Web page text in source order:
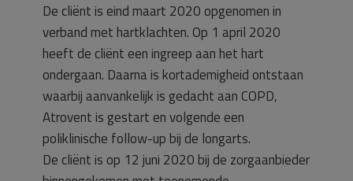
De cliënt is eind maart 2020 opgenomen in
verband met hartklachten. Op 1 april 2020
heeft de cliënt een ingreep aan het hart
ondergaan. Daarna is kortademigheid ontstaan
waarbij aanvankelijk is gedacht aan COPD,
Atrovent is gestart en volgende een
poliklinische follow-up bij de longarts.
De cliënt is op 12 juni 2020 bij de zorgaanbieder